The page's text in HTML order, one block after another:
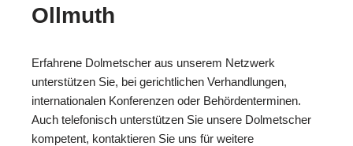
Ollmuth
Erfahrene Dolmetscher aus unserem Netzwerk
unterstützen Sie, bei gerichtlichen Verhandlungen,
internationalen Konferenzen oder Behördenterminen.
Auch telefonisch unterstützen Sie unsere Dolmetscher
kompetent, kontaktieren Sie uns für weitere